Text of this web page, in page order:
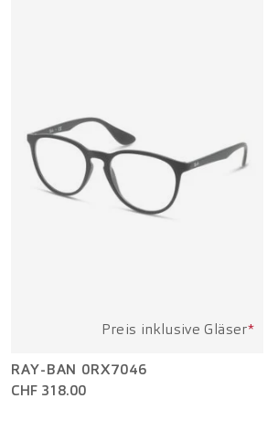
Preis inklusive Gläser*
RAY-BAN 0RX7046
CHF 318.00